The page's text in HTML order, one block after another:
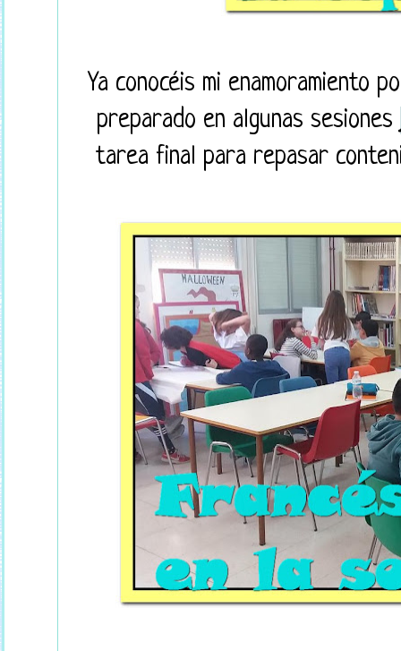
Ya conocéis mi enamoramiento
preparado en algunas sesiones
tarea final para repasar